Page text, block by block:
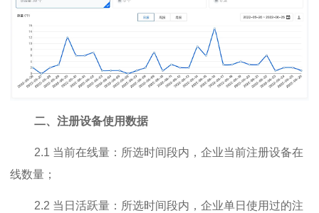
二、注册设备使用数据
2.1 当前在线量：所选时间段内，企业当前注册设备在
线数量；
2.2 当日活跃量：所选时间段内，企业单日使用过的注